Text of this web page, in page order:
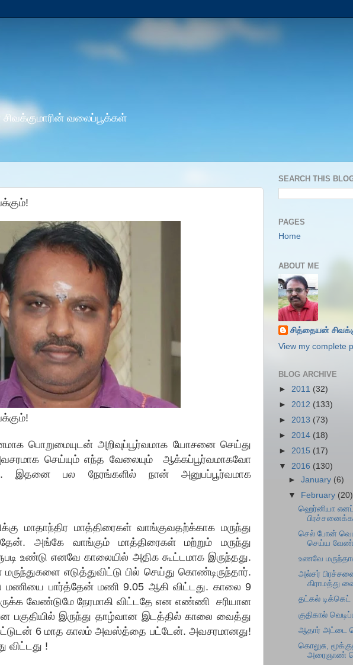
சிவக்குமாரின் வலைப்பூக்கள்
பொறுமையுடன் அறிவுப்பூர்வமாக யோசனை செய்து
செய்யும் எந்த வேலையும் ஆக்கப்பூர்வமாகவோ
இதனை பல நேரங்களில் நான் அனுபப்பூர்வமாக
மாதாந்திர மாத்திரைகள் வாங்குவதற்க்காக மருந்து
அங்கே வாங்கும் மாத்திரைகள் மற்றும் மருந்து
உண்டு எனவே காலையில் அதிக கூட்டமாக இருந்தது.
எடுத்துவிட்டு பில் செய்து கொண்டிருந்தார்.
மணியை பார்த்தேன் மணி 9.05 ஆகி விட்டது. காலை 9
வேண்டுமே நேரமாகி விட்டதே என எண்ணி சரியான
பகுதியில் இருந்து தாழ்வான இடத்தில் காலை வைத்து
கட்டுடன் 6 மாத காலம் அவஸ்த்தை பட்டேன். அவசரமானது!
!
SEARCH THIS
PAGES
Home
ABOUT ME
சித்தையன்
View my complete
BLOG ARCHIVE
► 2011 (32)
► 2012 (133)
► 2013 (73)
► 2014 (18)
► 2015 (17)
▼ 2016 (130)
►January (6)
▼
February (20)
ஹெர்னியா
செல் போன்
செய்ய
உணவே
அல்சர்
கிராமத்து
தட்கல் டிக்கெட்
குதிகால்
ஆதார் அட்டை
கொலுசு,
அரைஞாண்